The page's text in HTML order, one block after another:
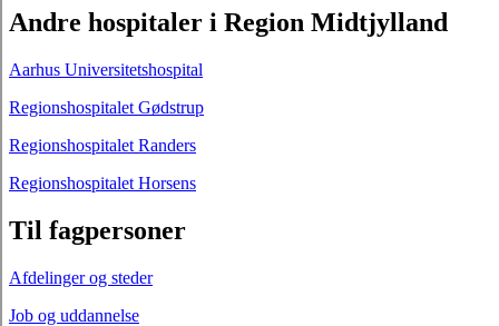
Andre hospitaler i Region Midtjylland
Aarhus Universitetshospital
Regionshospitalet Gødstrup
Regionshospitalet Randers
Regionshospitalet Horsens
Til fagpersoner
Afdelinger og steder
Job og uddannelse